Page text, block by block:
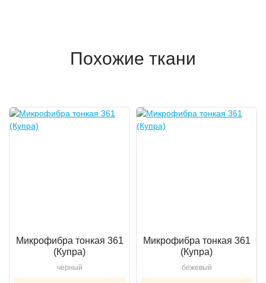
Похожие ткани
Микрофибра тонкая 361
(Купра)
черный
Микрофибра тонкая 361
(Купра)
бежевый